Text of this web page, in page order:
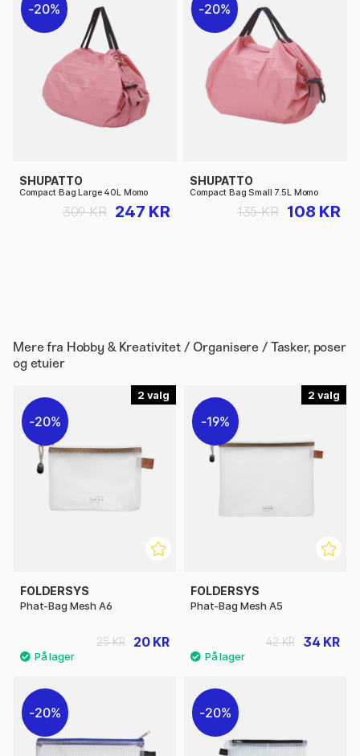
20%
SHUPATTO
Compact Bag Large 40L Momo
247 KR
309 KR
20%
SHUPATTO
Compact Bag Small 7.5L Momo
108 KR
135 KR
Mere fra Hobby & Kreativitet / Organisere / Tasker, poser
og etuier
2
20%
FOLDERSYS
Phat-Bag Mesh A6
20 KR
25 KR
2
19%
FOLDERSYS
Phat-Bag Mesh A5
34 KR
42 KR
20% 20%